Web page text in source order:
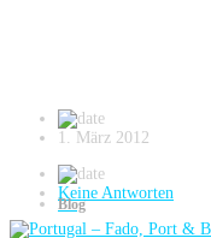
Blog
1. März 2012
Keine Antworten